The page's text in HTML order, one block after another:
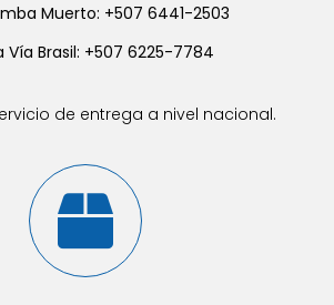
Muerto: +507 6441-2503
Vía Brasil: +507 6225-7784
de entrega a nivel nacional.